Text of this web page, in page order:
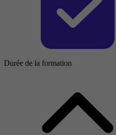
Durée de la formation